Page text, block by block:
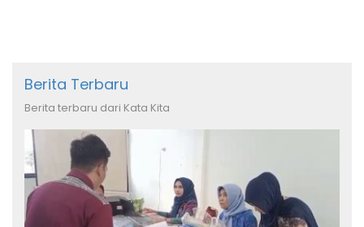
Berita Terbaru
Berita terbaru dari Kata Kita